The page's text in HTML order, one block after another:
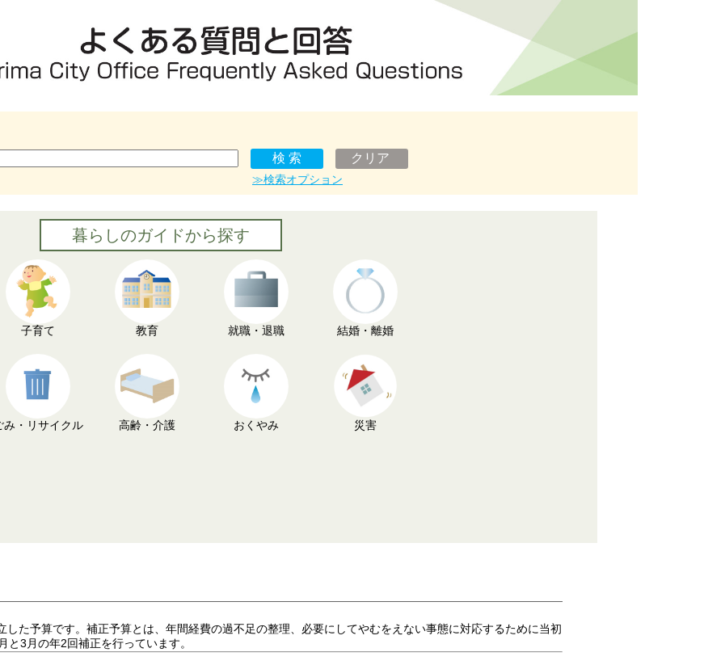
≫検索オプション
暮らしのガイドから探す
子育て 教育 就職・退職 結婚・離婚
み・リサイクル 高齢・介護 おくやみ 災害
た予算です。補正予算とは、年間経費の過不足の整理、必要にしてやむをえない事態に対応するために当初
3月の年2回補正を行っています。